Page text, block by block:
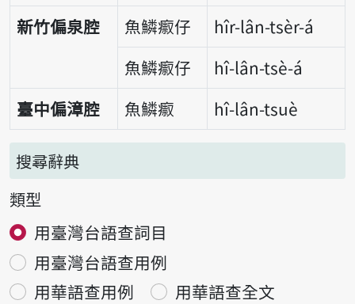
新竹偏泉腔
魚鱗𤺅仔
hîr-lân-tsèr-á
魚鱗𤺅仔
hî-lân-tsè-á
臺中偏漳腔
魚鱗𤺅 hî-lân-tsuè
搜尋辭典
類型
用臺灣台語查詞目
用臺灣台語查用例
用華語查用例
用華語查全文